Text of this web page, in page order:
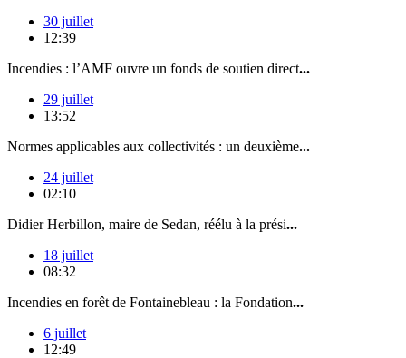
30 juillet
12:39
Incendies : l’AMF ouvre un fonds de soutien direct...
29 juillet
13:52
Normes applicables aux collectivités : un deuxième...
24 juillet
02:10
Didier Herbillon, maire de Sedan, réélu à la prési...
18 juillet
08:32
Incendies en forêt de Fontainebleau : la Fondation...
6 juillet
12:49